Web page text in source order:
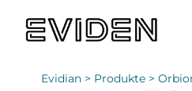
Evidian > Produkte >